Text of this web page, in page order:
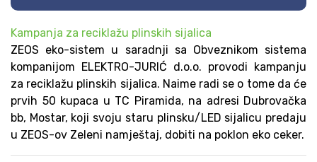
Kampanja za reciklažu plinskih sijalica
ZEOS eko-sistem u saradnji sa Obveznikom sistema
kompanijom ELEKTRO-JURIĆ d.o.o. provodi kampanju
za reciklažu plinskih sijalica. Naime radi se o tome da će
prvih 50 kupaca u TC Piramida, na adresi Dubrovačka
bb, Mostar, koji svoju staru plinsku/LED sijalicu predaju
u ZEOS-ov Zeleni namještaj, dobiti na poklon eko ceker.